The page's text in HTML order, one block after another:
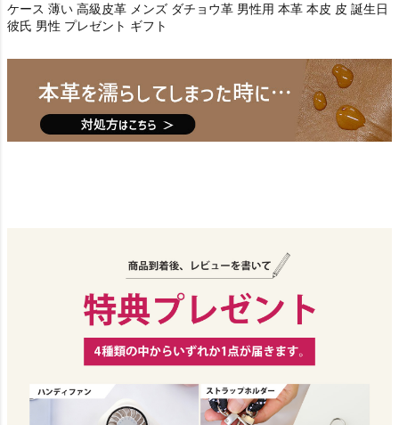
ケース 薄い 高級皮革 メンズ ダチョウ革 男性用 本革 本皮 皮 誕生日
彼氏 男性 プレゼント ギフト